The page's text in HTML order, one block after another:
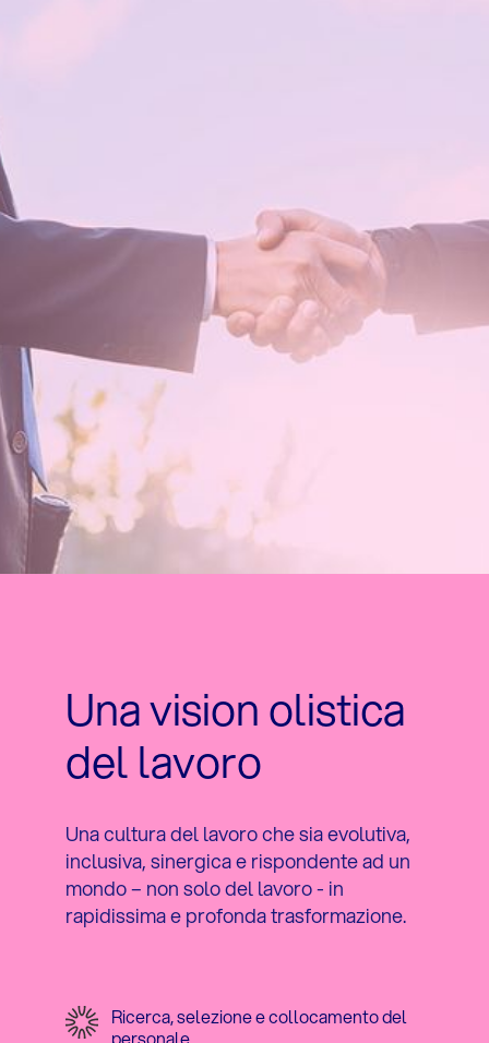
Una vision olistica
del lavoro
Una cultura del lavoro che sia evolutiva,
inclusiva, sinergica e rispondente ad un
mondo – non solo del lavoro - in
rapidissima e profonda trasformazione.
Ricerca, selezione e collocamento del